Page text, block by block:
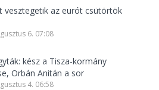
vesztegetik az eurót csütörtök
6. 07:08
kész a Tisza-kormány
Orbán Anitán a sor
4. 06:58